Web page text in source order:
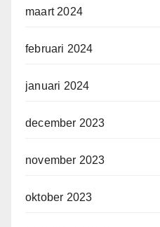
maart 2024
februari 2024
januari 2024
december 2023
november 2023
oktober 2023